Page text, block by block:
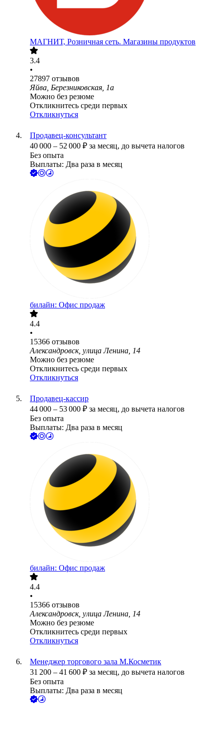
МАГНИТ, Розничная сеть. Магазины продуктов
3.4
•
27897 отзывов
Яйва, Березниковская, 1а
Можно без резюме
Откликнитесь среди первых
Откликнуться
Продавец-консультант
40 000 – 52 000 ₽ за месяц, до вычета налогов
Без опыта
Выплаты: Два раза в месяц
билайн: Офис продаж
4.4
•
15366 отзывов
Александровск, улица Ленина, 14
Можно без резюме
Откликнитесь среди первых
Откликнуться
Продавец-кассир
44 000 – 53 000 ₽ за месяц, до вычета налогов
Без опыта
Выплаты: Два раза в месяц
билайн: Офис продаж
4.4
•
15366 отзывов
Александровск, улица Ленина, 14
Можно без резюме
Откликнитесь среди первых
Откликнуться
Менеджер торгового зала М.Косметик
31 200 – 41 600 ₽ за месяц, до вычета налогов
Без опыта
Выплаты: Два раза в месяц